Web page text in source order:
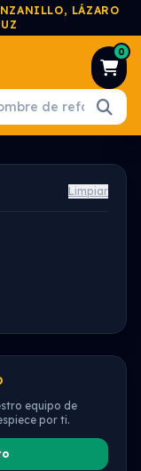
LÁZARO
0
Limpiar
equipo de
por ti.